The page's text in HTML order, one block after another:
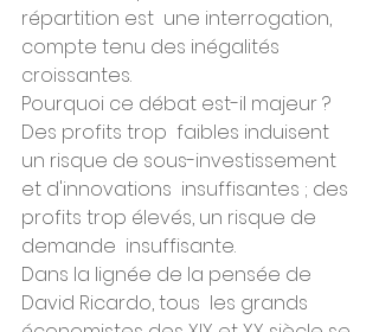
répartition est  une interrogation,
compte tenu des inégalités
croissantes.
Pourquoi ce débat est-il majeur ?
Des profits trop  faibles induisent
un risque de sous-investissement
et d'innovations  insuffisantes ; des
profits trop élevés, un risque de
demande  insuffisante.
Dans la lignée de la pensée de
David Ricardo, tous  les grands